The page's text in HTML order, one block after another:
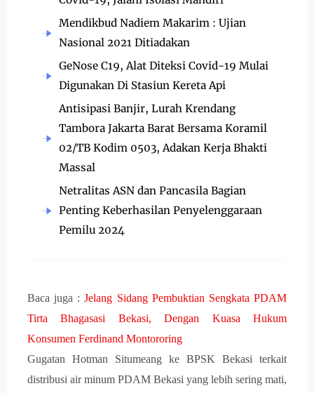
Mendikbud Nadiem Makarim : Ujian
Nasional 2021 Ditiadakan
GeNose C19, Alat Diteksi Covid-19 Mulai
Digunakan Di Stasiun Kereta Api
Antisipasi Banjir, Lurah Krendang
Tambora Jakarta Barat Bersama Koramil
02/TB Kodim 0503, Adakan Kerja Bhakti
Massal
Netralitas ASN dan Pancasila Bagian
Penting Keberhasilan Penyelenggaraan
Pemilu 2024
Baca juga :Jelang Sidang Pembuktian Sengkata PDAM
Tirta Bhagasasi Bekasi, Dengan Kuasa Hukum
Konsumen Ferdinand Montororing
Gugatan Hotman Situmeang ke BPSK Bekasi terkait
distribusi air minum PDAM Bekasi yang lebih sering mati,